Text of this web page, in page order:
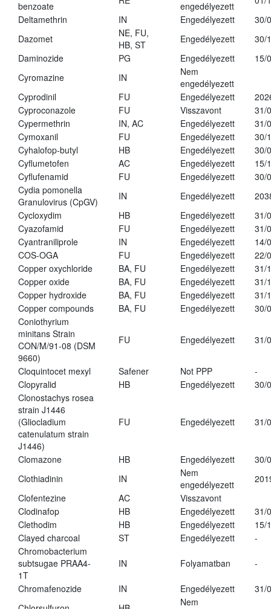
benzoate
engedélyezett
Deltamethrin
IN Engedélyezett
30/
Dazomet
NE, FU,
HB, ST
Engedélyezett
30/
Daminozide
PG Engedélyezett
15/
Cyromazine
IN
Nem
engedélyezett
Cyprodinil
FU Engedélyezett
Cyproconazole
FU Visszavont
31/
Cypermethrin
IN, AC Engedélyezett
31/
Cymoxanil
FU Engedélyezett
30/
Cyhalofop-butyl
HB Engedélyezett
30/
Cyflumetofen
AC Engedélyezett
15/
Cyflufenamid
FU Engedélyezett
30/
Cydia pomonella
Granulovirus (CpGV)
IN Engedélyezett
Cycloxydim
HB Engedélyezett
31/
Cyazofamid
FU Engedélyezett
31/
Cyantraniliprole
IN Engedélyezett
14/
COS-OGA
FU Engedélyezett
22/
Copper oxychloride
BA, FU Engedélyezett
31/
Copper oxide
BA, FU Engedélyezett
31/
Copper hydroxide
BA, FU Engedélyezett
31/
Copper compounds
BA, FU Engedélyezett
30/
Coniothyrium
minitans Strain
CON/M/91-08 (DSM
9660)
FU Engedélyezett 31/
Cloquintocet mexyl Safener Not PPP
-
Clopyralid
HB Engedélyezett
30/
Clonostachys rosea
strain J1446
(Gliocladium
catenulatum strain
J1446)
FU Engedélyezett 31/
Clomazone HB Engedélyezett
30/
Clothiadinin
IN
Nem
engedélyezett
Clofentezine
AC
Visszavont
Clodinafop
HB Engedélyezett
31/
Clethodim
HB Engedélyezett
15/
Clayed charcoal
ST Engedélyezett
-
Chromobacterium
subtsugae PRAA4-
1T
IN Folyamatban -
Chromafenozide IN Engedélyezett
31/
Nem